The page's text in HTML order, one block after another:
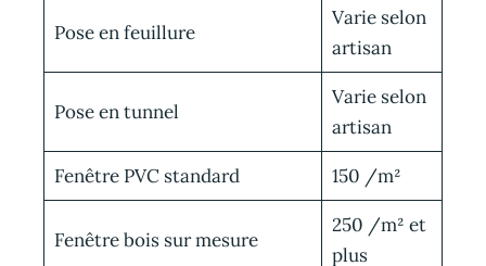
Pose en feuillure
Varie selon
artisan
Pose en tunnel
Varie selon
artisan
Fenêtre PVC standard 150 /m²
Fenêtre bois sur mesure
250 /m² et
plus